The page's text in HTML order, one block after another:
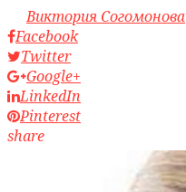
byВиктория Согомонова
Facebook
Twitter
Google+
LinkedIn
Pinterest
share